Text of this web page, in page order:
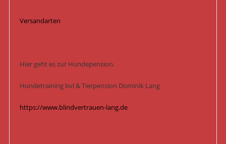
Versandarten
Hier geht es zur Hundepension.
Hundetraining bvl & Tierpension Dominik Lang
https://www.blindvertrauen-lang.de